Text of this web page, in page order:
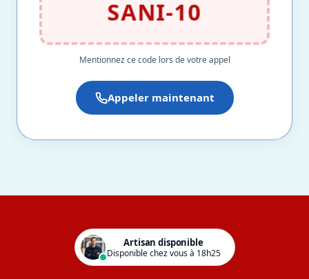
SANI-10
Mentionnez ce code lors de votre appel
Appeler maintenant
Artisan disponible
Disponible chez vous à 18h25